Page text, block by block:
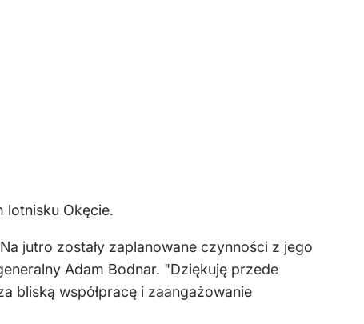
lotnisku Okęcie.
jutro zostały zaplanowane czynności z jego
Adam Bodnar. "Dziękuję przede
bliską współpracę i zaangażowanie